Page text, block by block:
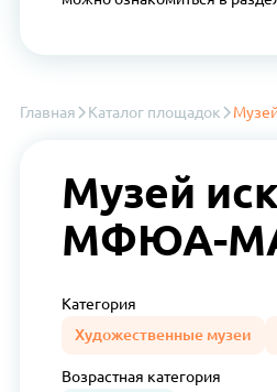
Главная Каталог площадок
Музей
МФЮА-
Категория
Художественные музеи
Возрастная категория